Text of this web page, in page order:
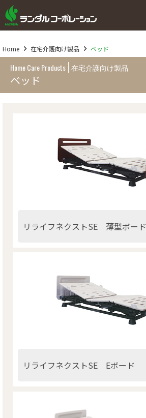
在宅介護向け製品
医療・福祉施設向け製品
福祉用具レンタル卸事業
会社情報
お問い合わせ
カタログ・取説
Home 在宅介護向け製品 ベッド
Home Care Products 在宅介護向け製品
ベッド
リライフネクストSE 薄型ボード
リライフネクストSE Eボード